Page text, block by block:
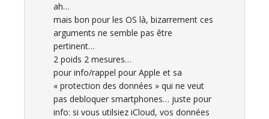
ah…
mais bon pour les OS là, bizarrement ces
arguments ne semble pas être
pertinent…
2 poids 2 mesures…
pour info/rappel pour Apple et sa
« protection des données » qui ne veut
pas debloquer smartphones… juste pour
info: si vous utilsiez iCloud, vos données